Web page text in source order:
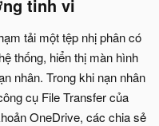
tinh vi​
tải một tệp nhị phân có
thống, hiển thị màn hình
nhân. Trong khi nạn nhân
cụ File Transfer của
OneDrive, các chia sẻ